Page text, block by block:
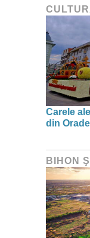
Carele
din
BIHON